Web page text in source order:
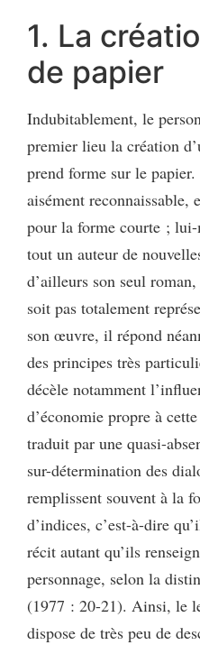
1. La
de papier
Indubitablement, le
premier lieu la création
prend forme sur le
aisément reconnaissable,
pour la forme courte ; lui-
tout un auteur de
d’ailleurs son seul
soit pas totalement
son œuvre, il répond
des principes très
décèle notamment
d’économie propre à
traduit par une quasi-
sur-détermination des
remplissent souvent à la
d’indices, c’est-à-dire
récit autant qu’ils
personnage, selon la
(1977 : 20-21). Ainsi, le
dispose de très peu de